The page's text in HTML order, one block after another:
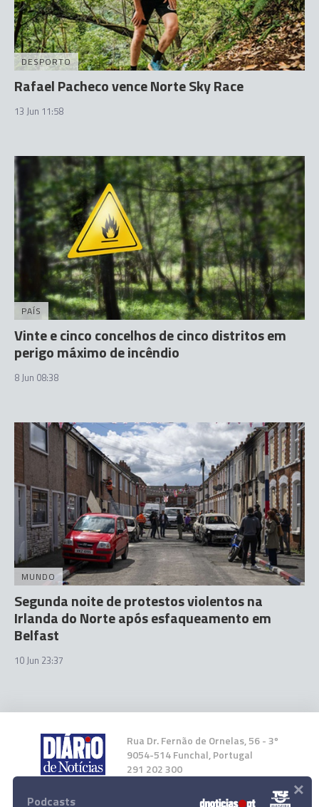
DESPORTO
Rafael Pacheco vence Norte Sky Race
13 Jun 11:58
PAÍS
Vinte e cinco concelhos de cinco distritos em
perigo máximo de incêndio
8 Jun 08:38
MUNDO
Segunda noite de protestos violentos na
Irlanda do Norte após esfaqueamento em
Belfast
10 Jun 23:37
Rua Dr. Fernão de Ornelas, 56 - 3º
9054-514 Funchal, Portugal
291 202 300
Instale a nossa App
Podcasts ×